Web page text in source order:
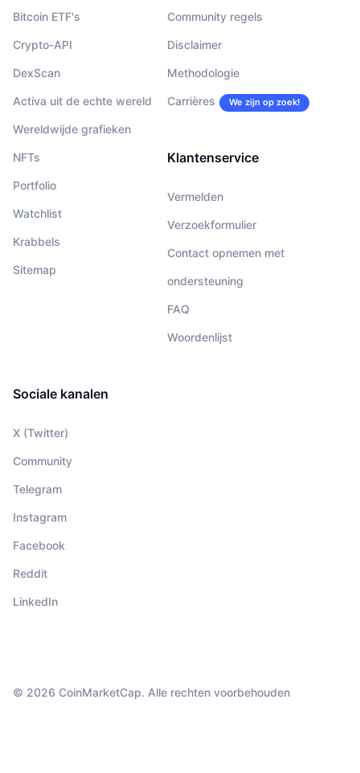
Bitcoin ETF's
Crypto-API
DexScan
Activa uit de echte wereld
Wereldwijde grafieken
NFTs
Portfolio
Watchlist
Krabbels
Sitemap
Community regels
Disclaimer
Methodologie
Carrières We zijn op zoek!
Klantenservice
Vermelden
Verzoekformulier
Contact opnemen met
ondersteuning
FAQ
Woordenlijst
Sociale kanalen
X (Twitter)
Community
Telegram
Instagram
Facebook
Reddit
LinkedIn
© 2026 CoinMarketCap. Alle rechten voorbehouden